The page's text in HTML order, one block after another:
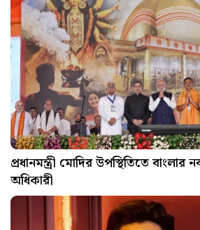
প্রধানমন্ত্রী মোদির উপস্থিতিতে বাংলার
অধিকারী